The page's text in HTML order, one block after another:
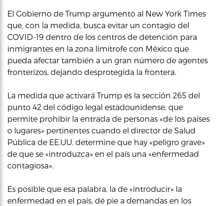
El Gobierno de Trump argumentó al New York Times
que, con la medida, busca evitar un contagio del
COVID-19 dentro de los centros de detención para
inmigrantes en la zona limítrofe con México que
pueda afectar también a un gran número de agentes
fronterizos, dejando desprotegida la frontera.
La medida que activará Trump es la sección 265 del
punto 42 del código legal estadounidense, que
permite prohibir la entrada de personas «de los países
o lugares» pertinentes cuando el director de Salud
Pública de EE.UU. determine que hay «peligro grave»
de que se «introduzca» en el país una «enfermedad
contagiosa».
Es posible que esa palabra, la de «introducir» la
enfermedad en el país, dé pie a demandas en los